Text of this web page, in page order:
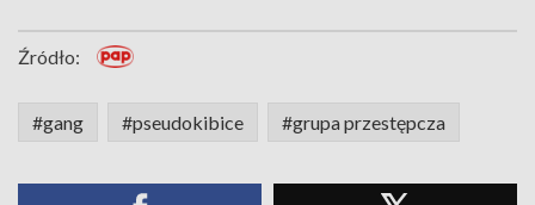
Źródło:
#gang #pseudokibice #grupa przestępcza